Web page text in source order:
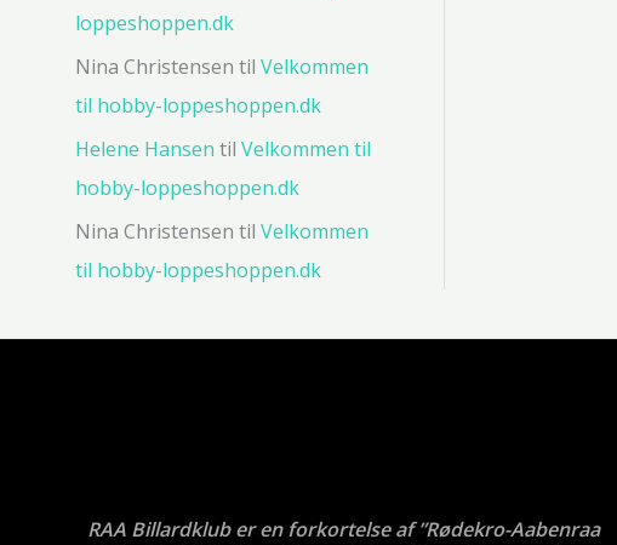
loppeshoppen.dk
Nina Christensen til Velkommen
til hobby-loppeshoppen.dk
Helene Hansen til Velkommen til
hobby-loppeshoppen.dk
Nina Christensen til Velkommen
til hobby-loppeshoppen.dk
RAA Billardklub er en forkortelse af ”Rødekro-Aabenraa